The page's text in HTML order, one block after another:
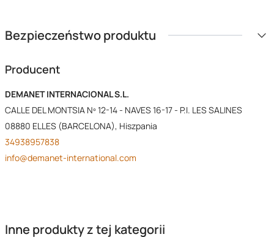
Bezpieczeństwo produktu
Producent
DEMANET INTERNACIONAL S.L.
CALLE DEL MONTSIA Nº 12-14 - NAVES 16-17 - P.I. LES SALINES
08880 ELLES (BARCELONA), Hiszpania
34938957838
info@demanet-international.com
Inne produkty z tej kategorii